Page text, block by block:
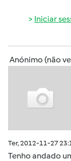
Iniciar
Anónimo (não
Ter, 2012-11-27
Tenho andado